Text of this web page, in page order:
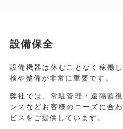
設備保全
設備機器は休むことなく稼働
検や整備が非常に重要です。
弊社では、常駐管理・遠隔監
ンスなどお客様のニーズに合
ビスをご提供しています。